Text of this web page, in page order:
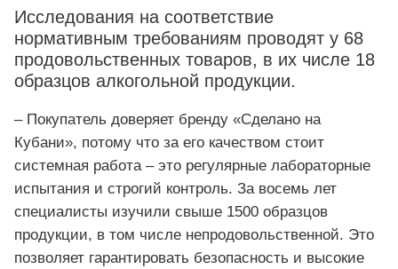
Исследования на соответствие
нормативным требованиям проводят у 68
продовольственных товаров, в их числе 18
образцов алкогольной продукции.
– Покупатель доверяет бренду «Сделано на
Кубани», потому что за его качеством стоит
системная работа – это регулярные лабораторные
испытания и строгий контроль. За восемь лет
специалисты изучили свыше 1500 образцов
продукции, в том числе непродовольственной. Это
позволяет гарантировать безопасность и высокие